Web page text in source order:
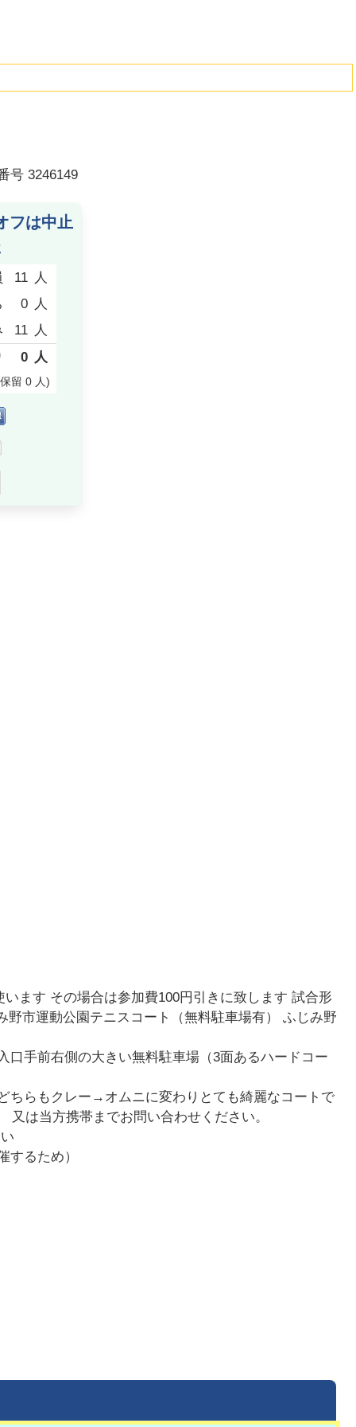
号 3246149
フは中止
11 人
0 人
11 人
0 人
留 0 人)
ます その場合は参加費100円引きに致します 試合形
市運動公園テニスコート（無料駐車場有） ふじみ野
手前右側の大きい無料駐車場（3面あるハードコー
ちらもクレー→オムニに変わりとても綺麗なコートで
は当方携帯までお問い合わせください。
するため）